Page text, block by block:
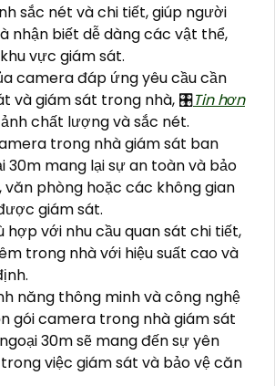
sắc nét và chi tiết, giúp người
nhận biết dễ dàng các vật thể,
vực giám sát.
camera đáp ứng yêu cầu cần
và giám sát trong nhà, 🎛Tin hơn
chất lượng và sắc nét.
trong nhà giám sát ban
30m mang lại sự an toàn và bảo
văn phòng hoặc các không gian
giám sát.
hợp với nhu cầu quan sát chi tiết,
trong nhà với hiệu suất cao và
năng thông minh và công nghệ
gói camera trong nhà giám sát
30m sẽ mang đến sự yên
việc giám sát và bảo vệ căn